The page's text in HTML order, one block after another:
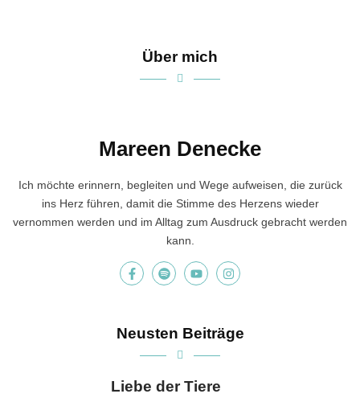
Über mich
Mareen Denecke
Ich möchte erinnern, begleiten und Wege aufweisen, die zurück
ins Herz führen, damit die Stimme des Herzens wieder
vernommen werden und im Alltag zum Ausdruck gebracht werden
kann.
Neusten Beiträge
Liebe der Tiere